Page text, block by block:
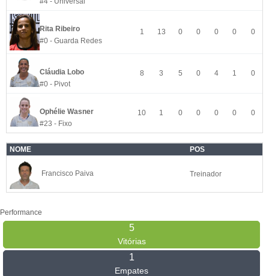
Rita Ribeiro
#0 - Guarda Redes
1 13 0 0 0 0 0
Cláudia Lobo
#0 - Pivot
8 3 5 0 4 1 0
Ophélie Wasner
#23 - Fixo
10 1 0 0 0 0 0
NOME POS
Francisco Paiva Treinador
Performance
5
Vitórias
1
Empates